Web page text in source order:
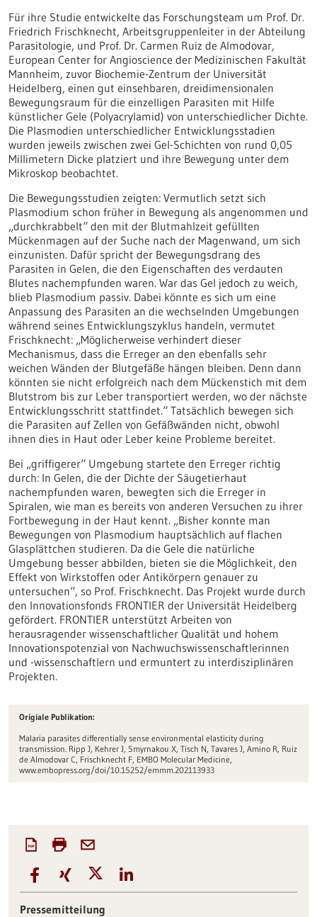
Für ihre Studie entwickelte das Forschungsteam um Prof. Dr.
Friedrich Frischknecht, Arbeitsgruppenleiter in der Abteilung
Parasitologie, und Prof. Dr. Carmen Ruiz de Almodovar,
European Center for Angioscience der Medizinischen Fakultät
Mannheim, zuvor Biochemie-Zentrum der Universität
Heidelberg, einen gut einsehbaren, dreidimensionalen
Bewegungsraum für die einzelligen Parasiten mit Hilfe
künstlicher Gele (Polyacrylamid) von unterschiedlicher Dichte.
Die Plasmodien unterschiedlicher Entwicklungsstadien
wurden jeweils zwischen zwei Gel-Schichten von rund 0,05
Millimetern Dicke platziert und ihre Bewegung unter dem
Mikroskop beobachtet.
Die Bewegungsstudien zeigten: Vermutlich setzt sich
Plasmodium schon früher in Bewegung als angenommen und
„durchkrabbelt“ den mit der Blutmahlzeit gefüllten
Mückenmagen auf der Suche nach der Magenwand, um sich
einzunisten. Dafür spricht der Bewegungsdrang des
Parasiten in Gelen, die den Eigenschaften des verdauten
Blutes nachempfunden waren. War das Gel jedoch zu weich,
blieb Plasmodium passiv. Dabei könnte es sich um eine
Anpassung des Parasiten an die wechselnden Umgebungen
während seines Entwicklungszyklus handeln, vermutet
Frischknecht: „Möglicherweise verhindert dieser
Mechanismus, dass die Erreger an den ebenfalls sehr
weichen Wänden der Blutgefäße hängen bleiben. Denn dann
könnten sie nicht erfolgreich nach dem Mückenstich mit dem
Blutstrom bis zur Leber transportiert werden, wo der nächste
Entwicklungsschritt stattfindet.“ Tatsächlich bewegen sich
die Parasiten auf Zellen von Gefäßwänden nicht, obwohl
ihnen dies in Haut oder Leber keine Probleme bereitet.
Bei „griffigerer“ Umgebung startete den Erreger richtig
durch: In Gelen, die der Dichte der Säugetierhaut
nachempfunden waren, bewegten sich die Erreger in
Spiralen, wie man es bereits von anderen Versuchen zu ihrer
Fortbewegung in der Haut kennt. „Bisher konnte man
Bewegungen von Plasmodium hauptsächlich auf flachen
Glasplättchen studieren. Da die Gele die natürliche
Umgebung besser abbilden, bieten sie die Möglichkeit, den
Effekt von Wirkstoffen oder Antikörpern genauer zu
untersuchen“, so Prof. Frischknecht. Das Projekt wurde durch
den Innovationsfonds FRONTIER der Universität Heidelberg
gefördert. FRONTIER unterstützt Arbeiten von
herausragender wissenschaftlicher Qualität und hohem
Innovationspotenzial von Nachwuchswissenschaftlerinnen
und -wissenschaftlern und ermuntert zu interdisziplinären
Projekten.
Origiale Publikation:
Malaria parasites differentially sense environmental elasticity during
transmission. Ripp J, Kehrer J, Smyrnakou X, Tisch N, Tavares J, Amino R, Ruiz
de Almodovar C, Frischknecht F, EMBO Molecular Medicine,
www.embopress.org/doi/10.15252/emmm.202113933
Pressemitteilung